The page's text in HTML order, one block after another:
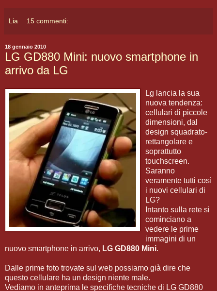
Lia 15 commenti:
18 gennaio 2010
LG GD880 Mini: nuovo smartphone in
arrivo da LG
Lg lancia la sua
nuova tendenza:
cellulari di piccole
dimensioni, dal
design squadrato-
rettangolare e
soprattutto
touchscreen.
Saranno
veramente tutti così
i nuovi cellulari di
LG?
Intanto sulla rete si
cominciano a
vedere le prime
immagini di un
nuovo smartphone in arrivo, LG GD880 Mini.
Dalle prime foto trovate sul web possiamo già dire che
questo cellulare ha un design niente male.
Vediamo in anteprima le specifiche tecniche di LG GD880